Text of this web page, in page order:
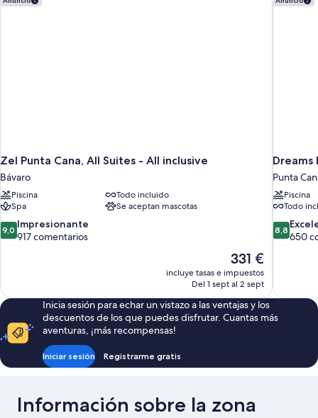
Zel Punta Cana, All Suites - All inclusive
Bávaro
Piscina
Todo incluido
Spa
Se aceptan mascotas
9.0
sobre
9,0 Impresionante
917 comentarios
El
precio
actual
de
331 €
331 €
incluye tasas e impuestos
Del 1 sept al 2 sept
Dreams
Punta
Piscina
Todo
8.8
sobre
8,8
650
Inicia sesión para echar un vistazo a las ventajas y los
descuentos de los que puedes disfrutar. Cuantas más
aventuras, ¡más recompensas!
Iniciar sesión Registrarme gratis
Información sobre la zona